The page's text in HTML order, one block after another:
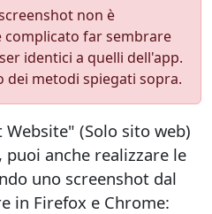
non è
complicato far sembrare
identici a quelli dell'app.
dei metodi spiegati sopra.
(Solo sito web)
anche realizzare le
uno screenshot dal
in Firefox e Chrome: